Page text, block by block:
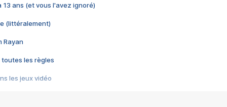
13 ans (et vous l'avez ignoré)
(littéralement)
Rayan
toutes les règles
les jeux vidéo